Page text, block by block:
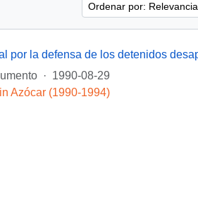
Ordenar por: Relevancia
· 1990-08-29
Azócar (1990-1994)